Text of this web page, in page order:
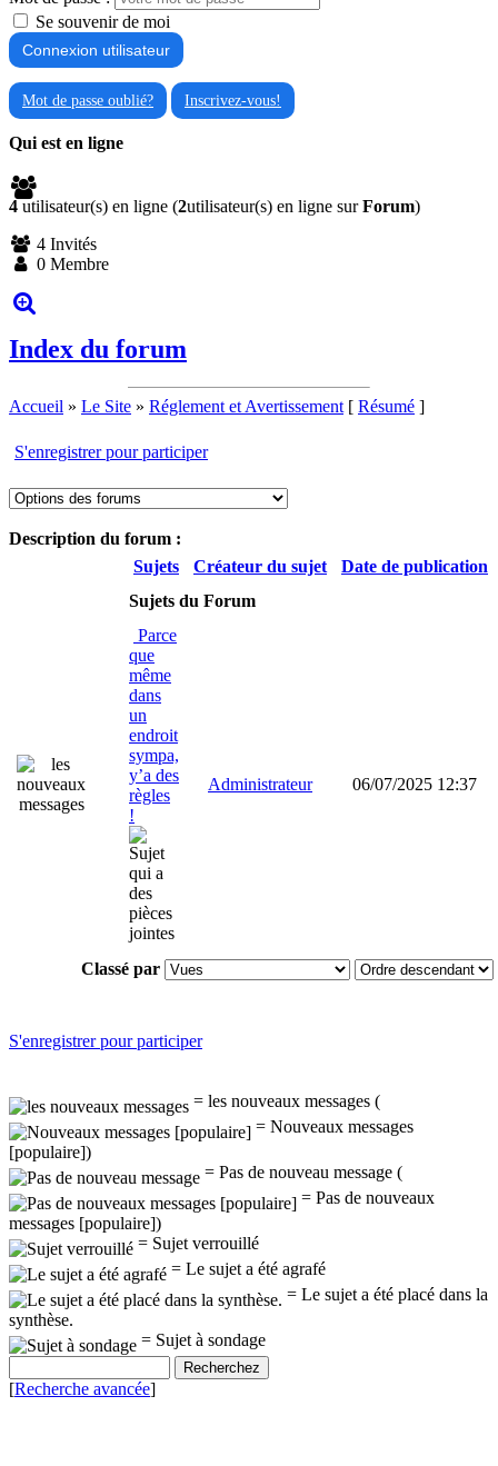
Se souvenir de moi
Mot de passe oublié? Inscrivez-vous!
Qui est en ligne
4 utilisateur(s) en ligne (2utilisateur(s) en ligne surForum)
4 Invités
0 Membre
Index du forum
Accueil » Le Site » Réglement et Avertissement [ Résumé ]
S'enregistrer pour participer
Description du forum :
Sujets
Créateur du sujet
Date de publication
Sujets du Forum
Parce
que
même
dans
un
endroit
sympa,
y’a des
règles
!
Administrateur 06/07/2025 12:37
Classé par
S'enregistrer pour participer
= les nouveaux messages (
= Nouveaux messages
[populaire])
= Pas de nouveau message (
= Pas de nouveaux
messages [populaire])
= Sujet verrouillé
= Le sujet a été agrafé
= Le sujet a été placé dans la
synthèse.
= Sujet à sondage
[Recherche avancée]